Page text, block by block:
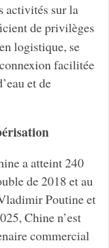
activités sur la
de privilèges
logistique, se
facilitée
et de
a atteint 240
de 2018 et au
Poutine et
Chine n’est
commercial